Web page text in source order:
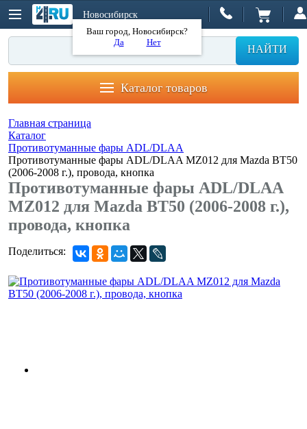
Новосибирск
Ваш город, Новосибирск?
Да
Нет
НАЙТИ
Каталог товаров
Главная страница
Каталог
Противотуманные фары ADL/DLAA
Противотуманные фары ADL/DLAA MZ012 для Mazda BT50
(2006-2008 г.), провода, кнопка
Противотуманные фары ADL/DLAA
MZ012 для Mazda BT50 (2006-2008 г.),
провода, кнопка
Поделиться: